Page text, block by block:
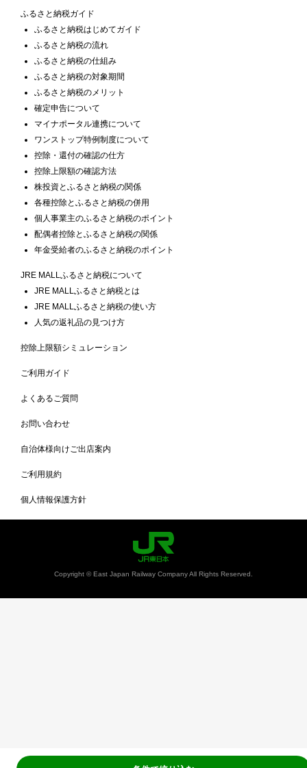
ふるさと納税ガイド
ふるさと納税はじめてガイド
ふるさと納税の流れ
ふるさと納税の仕組み
ふるさと納税の対象期間
ふるさと納税のメリット
確定申告について
マイナポータル連携について
ワンストップ特例制度について
控除・還付の確認の仕方
控除上限額の確認方法
株投資とふるさと納税の関係
各種控除とふるさと納税の併用
個人事業主のふるさと納税のポイント
配偶者控除とふるさと納税の関係
年金受給者のふるさと納税のポイント
JRE MALLふるさと納税について
JRE MALLふるさと納税とは
JRE MALLふるさと納税の使い方
人気の返礼品の見つけ方
控除上限額シミュレーション
ご利用ガイド
よくあるご質問
お問い合わせ
自治体様向けご出店案内
ご利用規約
個人情報保護方針
Copyright © East Japan Railway Company All Rights Reserved.